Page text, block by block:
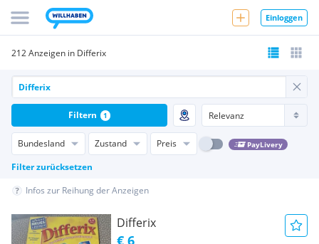
Einloggen
212 Anzeigen in Differix
Bundesland Zustand Preis PayLivery
Filter zurücksetzen
Filtern 1
Infos zur Reihung der Anzeigen
Differix
€ 6